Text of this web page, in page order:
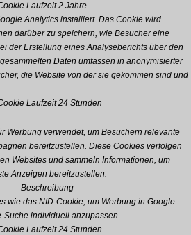
Laufzeit 2 Jahre
Analytics installiert. Das Cookie wird
darüber zu speichern, wie Besucher eine
der Erstellung eines Analyseberichts über den
Daten umfassen in anonymisierter
die Website von der sie gekommen sind und
Laufzeit 24 Stunden
Werbung verwendet, um Besuchern relevante
bereitzustellen. Diese Cookies verfolgen
Websites und sammeln Informationen, um
Anzeigen bereitzustellen.
Beschreibung
wie das NID-Cookie, um Werbung in Google-
Suche individuell anzupassen.
Laufzeit 24 Stunden